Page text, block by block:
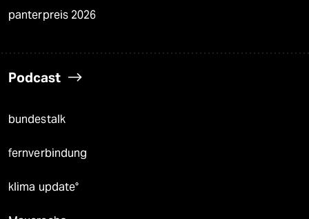
panterpreis 2026
Podcast
bundestalk
fernverbindung
klima update°